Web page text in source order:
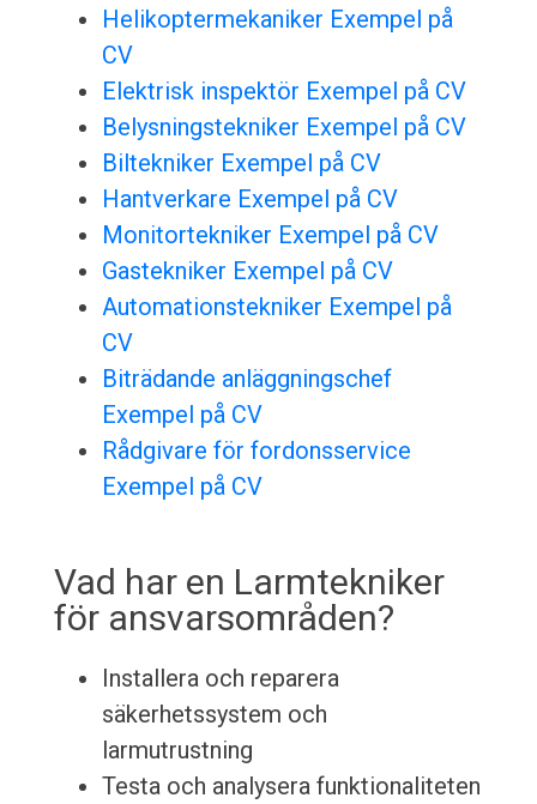
Helikoptermekaniker Exempel på
CV
Elektrisk inspektör Exempel på CV
Belysningstekniker Exempel på CV
Biltekniker Exempel på CV
Hantverkare Exempel på CV
Monitortekniker Exempel på CV
Gastekniker Exempel på CV
Automationstekniker Exempel på
CV
Biträdande anläggningschef
Exempel på CV
Rådgivare för fordonsservice
Exempel på CV
Vad har en Larmtekniker
för ansvarsområden?
Installera och reparera
säkerhetssystem och
larmutrustning
Testa och analysera funktionaliteten